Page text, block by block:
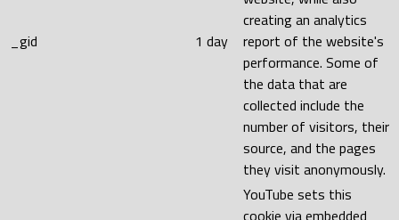
_gid 1 day
creating an analytics
report of the website's
performance. Some of
the data that are
collected include the
number of visitors, their
source, and the pages
they visit anonymously.
YouTube sets this